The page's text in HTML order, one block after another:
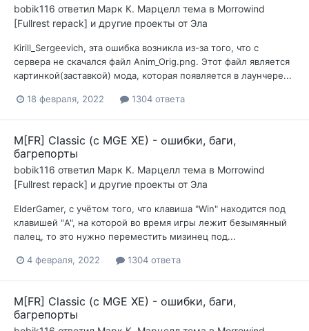
bobik116 ответил Марк К. Марцелл тема в Morrowind
[Fullrest repack] и другие проекты от Эла
Kirill_Sergeevich, эта ошибка возникла из-за того, что с
сервера не скачался файл Anim_Orig.png. Этот файл является
картинкой(заставкой) мода, которая появляется в лаунчере...
18 февраля, 2022 1304 ответа
M[FR] Classic (с MGE XE) - ошибки, баги,
багрепорты
bobik116 ответил Марк К. Марцелл тема в Morrowind
[Fullrest repack] и другие проекты от Эла
ElderGamer, с учётом того, что клавиша "Win" находится под
клавишей "A", на которой во время игры лежит безымянный
палец, то это нужно переместить мизинец под...
4 февраля, 2022 1304 ответа
M[FR] Classic (с MGE XE) - ошибки, баги,
багрепорты